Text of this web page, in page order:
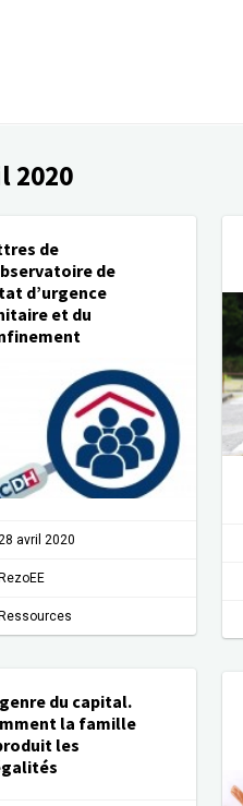
2020
de
de
d’urgence
et du
avril 2020
RezoEE
Ressources
du capital.
la famille
les